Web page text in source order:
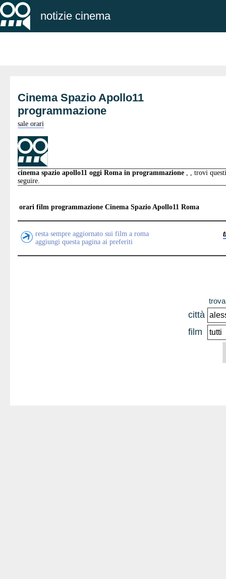
notizie cinema
Cinema Spazio Apollo11
programmazione
sale orari
cinema spazio apollo11 oggi Roma in programmazione , , trovi
seguire.
orari film programmazione Cinema Spazio Apollo11 Roma
resta sempre aggiornato sui film a roma
aggiungi questa pagina ai preferiti
città
film